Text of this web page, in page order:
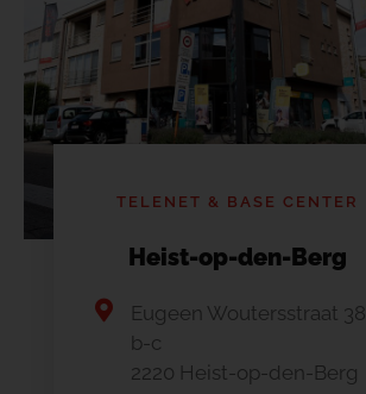
TELENET & BASE CENTER
Heist-op-den-Berg
Eugeen Woutersstraat 38
b-c
2220 Heist-op-den-Berg